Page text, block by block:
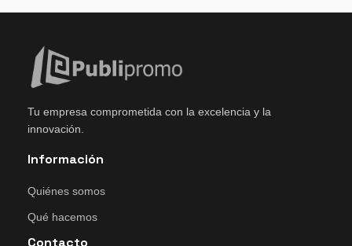
Tu empresa comprometida con la excelencia y la
innovación.
Información
Quiénes somos
Qué hacemos
Contacto